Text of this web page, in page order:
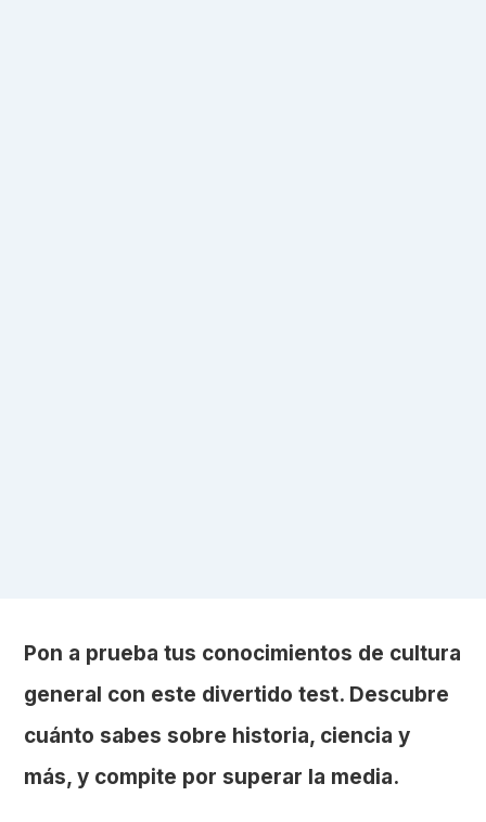
Pon a prueba tus conocimientos de cultura
general con este divertido test. Descubre
cuánto sabes sobre historia, ciencia y
más, y compite por superar la media.